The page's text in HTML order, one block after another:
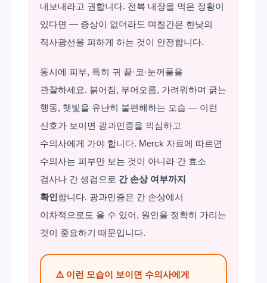
내보내라고 권합니다. 전복 내장을 먹은 정황이
있다면 — 증상이 없더라도 며칠간은 한낮의
직사광선을 피하게 하는 것이 안전합니다.
동시에 피부, 특히 귀 끝·코·눈꺼풀을
관찰하세요. 붉어짐, 부어오름, 가려워하며 긁는
행동, 햇빛을 유난히 불편해하는 모습 — 이런
신호가 보이면 광과민증을 의심하고
수의사에게 가야 합니다. Merck 자료에 따르면
수의사는 피부만 보는 것이 아니라 간 효소
검사나 간 생검으로 간 손상 여부까지
확인합니다. 광과민증은 간 손상에서
이차적으로도 올 수 있어, 원인을 정확히 가리는
것이 중요하기 때문입니다.
⚠️ 이런 모습이 보이면 수의사에게